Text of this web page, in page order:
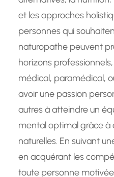
et les approches
personnes qui
naturopathe peuvent
horizons
médical, paramédical,
avoir une passion
autres à atteindre un
mental optimal grâce
naturelles. En suivant
en acquérant les
toute personne